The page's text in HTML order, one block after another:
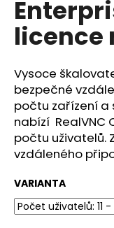
licence
Vysoce
bezpečné
počtu zařízení a
nabízí RealVNC
počtu uživatelů.
vzdáleného
VARIANTA
a
t
?